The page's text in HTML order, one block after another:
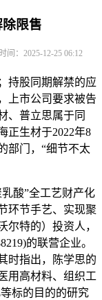
限售
间：2025-12-25 06:12
股同期解禁的应
上市公司要求被告
、普立思属于同
正生材于2022年8
部门，“细节不太
酸”全工艺财产化
环节手艺、实现聚
尔特的）投资人，
的联营企业。
时指出，陈学思的
用高材料、组织工
标的目的的研究